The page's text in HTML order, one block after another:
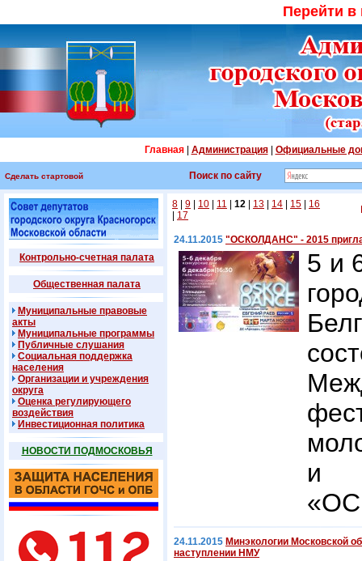
Перейти
Главная| Администрация| Официальные
Сделать стартовой Поиск по сайту
Контрольно-счетная палата
Общественная палата
Муниципальные правовые
акты
Муниципальные программы
Публичные слушания
Социальная поддержка
населения
Организации и учреждения
округа
Оценка регулирующего
воздействия
Инвестиционная политика
НОВОСТИ ПОДМОСКОВЬЯ
8 9 10 11 12 13 14 15
16
17
24.11.2015 "ОСКОЛДАНС" - 2015
5 и
и
24.11.2015 Минэкологии Московской
наступлении НМУ